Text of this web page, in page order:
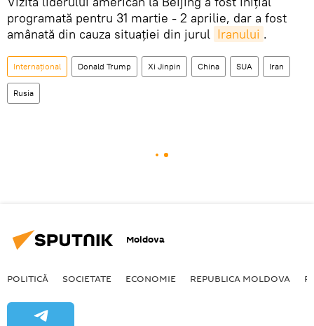
programată pentru 31 martie - 2 aprilie, dar a fost
amânată din cauza situației din jurul Iranului .
Internațional Donald Trump Xi Jinpin China SUA Iran
Rusia
Moldova
POLITICĂ SOCIETATE ECONOMIE REPUBLICA MOLDOVA